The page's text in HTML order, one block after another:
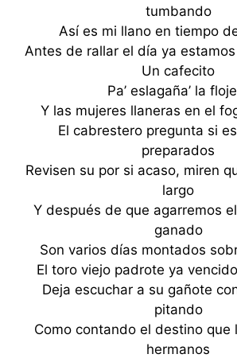
tumbando
Así es mi llano en tiempo
Antes de rallar el día ya
Un cafecito
Pa’ eslagaña’ la
Y las mujeres llaneras en el
El cabrestero pregunta si
preparados
Revisen su por si acaso, miren
largo
Y después de que agarremos
ganado
Son varios días montados
El toro viejo padrote ya
Deja escuchar a su gañote
pitando
Como contando el destino que
hermanos